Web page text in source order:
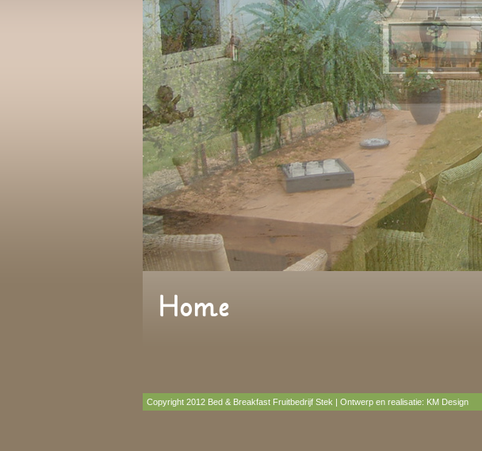
Home
Copyright 2012 Bed & Breakfast Fruitbedrijf Stek | Ontwerp en realisatie: KM Design